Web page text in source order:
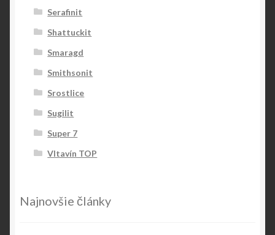
Serafinit
Shattuckit
Smaragd
Smithsonit
Srostlice
Sugilit
Super 7
Vltavín TOP
Najnovšie články